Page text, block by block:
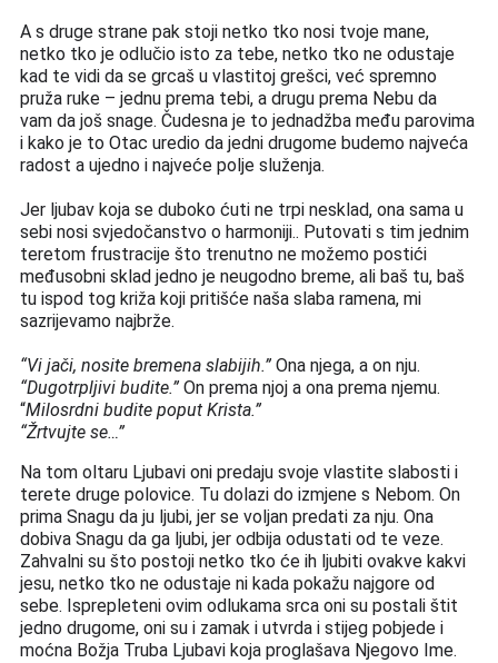
A s druge strane pak stoji netko tko nosi tvoje mane,
netko tko je odlučio isto za tebe, netko tko ne odustaje
kad te vidi da se grcaš u vlastitoj grešci, već spremno
pruž
vam da još snage. Čudesna je to jednadžba među parovima
i kako je to Otac uredio da jedni drugome budemo najveća
radost a ujedno i najveće polje služenja.
Jer ljubav koja se duboko ćuti ne trpi nesklad, ona sama u
sebi nosi svjedočanstvo o harmoniji.. Putovati s tim jednim
teretom frustracije što trenutno ne možemo postići
međusobni sklad jedno je neugodno breme, ali baš tu, baš
tu ispod tog križa koji pritišće naša slaba ramena, mi
sazrijevamo najbrže.
“Vi jači, nosite bremena slabijih.” Ona njega, a on nju.
“Dugotrpljivi budite.” On prema njoj a ona prema njemu.
“Milosrdni budite poput Krista.”
“Žrtvujte se…”
Na tom oltaru Ljubavi oni predaju svoje vlastite slabosti i
terete druge polovice. Tu dolazi do izmjene s Nebom. On
prima Snagu da ju ljubi, jer se voljan predati za nju. Ona
dobiva Snagu da ga ljubi, jer odbija odustati od te veze.
Zahvalni su što postoji netko tko će ih ljubiti ovakve kakvi
jesu, netko tko ne odustaje ni kada pokažu najgore od
sebe. Isprepleteni ovim odlukama srca oni su postali štit
jedno drugome, oni su i zamak i utvrda i stijeg pobjede i
moćna Božja Truba Ljubavi koja proglašava Njegovo Ime.